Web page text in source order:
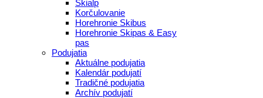
Skialp
Korčulovanie
Horehronie Skibus
Horehronie Skipas & Easy
pas
Podujatia
Aktuálne podujatia
Kalendár podujatí
Tradičné podujatia
Archív podujatí